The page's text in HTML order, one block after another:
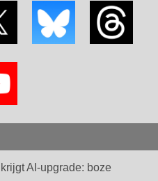
AI-upgrade: boze